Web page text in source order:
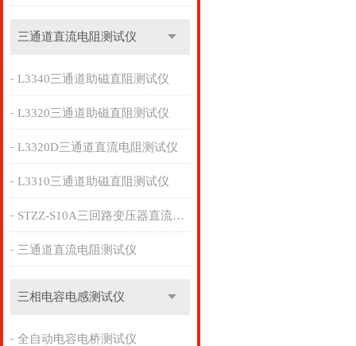
三通道直流电阻测试仪
L3340三通道助磁直阻测试仪
L3320三通道助磁直阻测试仪
L3320D三通道直流电阻测试仪
L3310三通道助磁直阻测试仪
STZZ-S10A三回路变压器直流电阻测试仪
三通道直流电阻测试仪
三相电容电感测试仪
全自动电容电桥测试仪